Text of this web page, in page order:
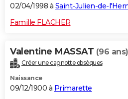
02/04/1998 à Saint-Julien-de-
Famille FLACHER
Valentine MASSAT (96 ans)
Créer une cagnotte obsèques
Naissance
09/12/1900 à Primarette